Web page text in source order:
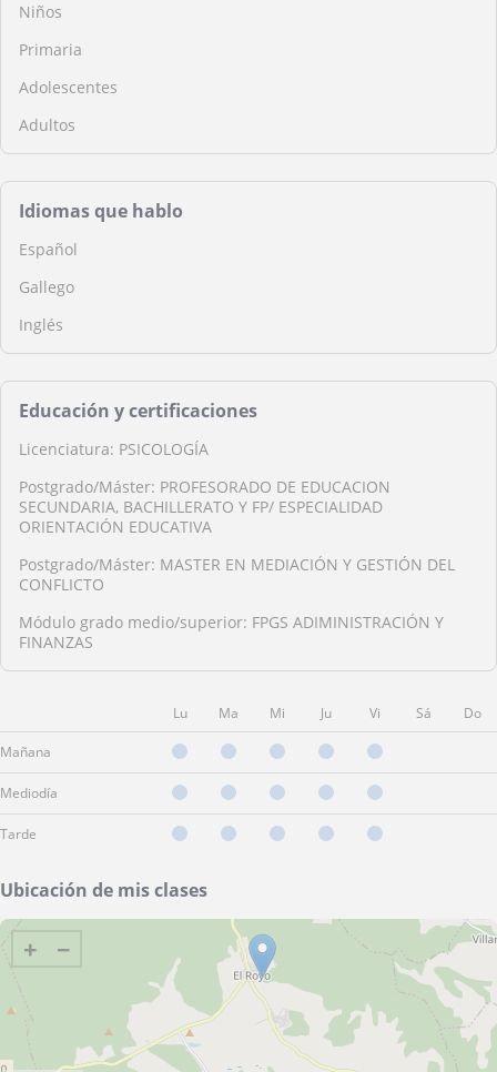
Niños
Primaria
Adolescentes
Adultos
Idiomas que hablo
Español
Gallego
Inglés
Educación y certificaciones
Licenciatura: PSICOLOGÍA
Postgrado/Máster: PROFESORADO DE EDUCACION
SECUNDARIA, BACHILLERATO Y FP/ ESPECIALIDAD
ORIENTACIÓN EDUCATIVA
Postgrado/Máster: MASTER EN MEDIACIÓN Y GESTIÓN DEL
CONFLICTO
Módulo grado medio/superior: FPGS ADIMINISTRACIÓN Y
FINANZAS
Lu Ma Mi Ju Vi Sá Do
Mañana
Mediodía
Tarde
Ubicación de mis clases
+ −